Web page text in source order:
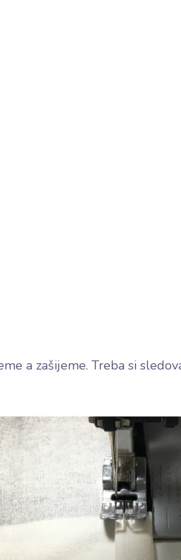
a zašijeme. Treba si